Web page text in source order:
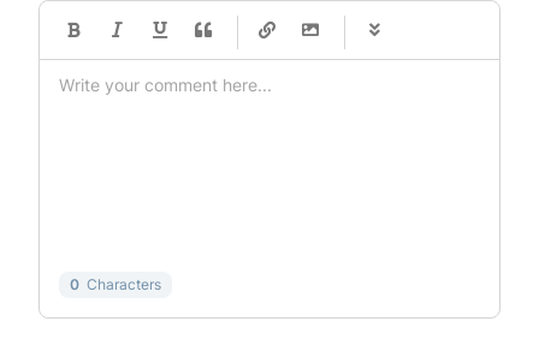
-
-
-
-
0 Characters